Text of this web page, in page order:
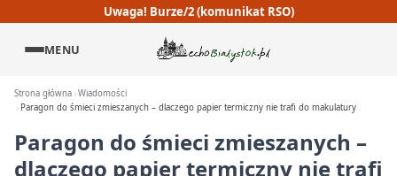
Uwaga! Burze/2 (komunikat RSO)
MENU
Strona główna Wiadomości
Paragon do śmieci zmieszanych – dlaczego papier termiczny nie trafi do makulatury
Paragon do śmieci zmieszanych –
dlaczego papier termiczny nie trafi